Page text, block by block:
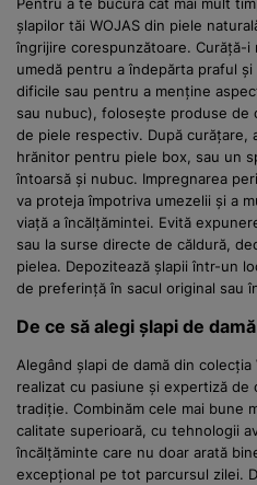
Pentru a te bucura cât mai mult
șlapilor tăi WOJAS din piele
îngrijire corespunzătoare. Curăță-
umedă pentru a îndepărta praful
dificile sau pentru a menține
sau nubuc), folosește produse
de piele respectiv. După curățare,
hrănitor pentru piele box, sau un
întoarsă și nubuc. Impregnarea
va proteja împotriva umezelii și a
viață a încălțămintei. Evită
sau la surse directe de căldură,
pielea. Depozitează șlapii într-un
de preferință în sacul original sau
De ce să alegi șlapi de
Alegând șlapi de damă din colecția
realizat cu pasiune și expertiză
tradiție. Combinăm cele mai bune
calitate superioară, cu tehnologii
încălțăminte care nu doar arată
excepțional pe tot parcursul zilei.